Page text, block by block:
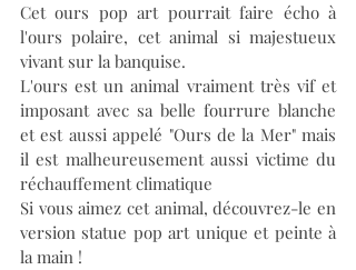
Cet ours pop art pourrait faire écho à
l'ours polaire, cet animal si majestueux
vivant sur la banquise.
L'ours est un animal vraiment très vif et
imposant avec sa belle fourrure blanche
et est aussi appelé "Ours de la Mer" mais
il est malheureusement aussi victime du
réchauffement climatique
Si vous aimez cet animal, découvrez-le en
version statue pop art unique et peinte à
la main !